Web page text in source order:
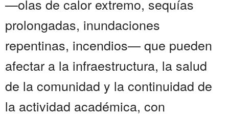
—olas de calor extremo, sequías
prolongadas, inundaciones
repentinas, incendios— que pueden
afectar a la infraestructura, la salud
de la comunidad y la continuidad de
la actividad académica, con